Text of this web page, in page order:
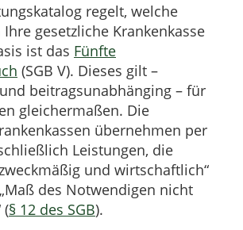
regelt, welche
gesetzliche Krankenkasse
ist das Fünfte
(SGB V). Dieses gilt –
beitragsunabhänging – für
gleichermaßen. Die
übernehmen per
Leistungen, die
und wirtschaftlich“
des Notwendigen nicht
(§ 12 des SGB).